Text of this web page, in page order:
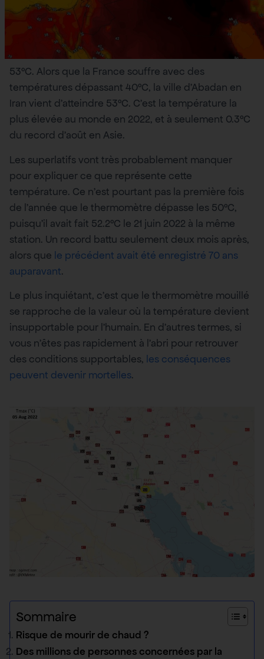
53°C. Alors que la France souffre avec des
températures dépassant 40°C, la ville d’Abadan en
Iran vient d’atteindre 53°C. C’est la température la
plus élevée au monde en 2022, et à seulement 0.3°C
du record d’août en Asie.
Les superlatifs vont très probablement manquer
pour expliquer ce que représente cette
température. Ce n’est pourtant pas la première fois
de l’année que le thermomètre dépasse les 50°C,
puisqu’il avait fait 52.2°C le 21 juin 2022 à la même
station. Un record battu seulement deux mois après,
alors que le précédent avait été enregistré 70 ans
auparavant.
Le plus inquiétant, c’est que le thermomètre mouillé
se rapproche de la valeur où la température devient
insupportable pour l’humain. En d’autres termes, si
vous n’êtes pas rapidement à l’abri pour retrouver
des conditions supportables, les conséquences
peuvent devenir mortelles.
Sommaire
Risque de mourir de chaud ?
Des millions de personnes concernées par la